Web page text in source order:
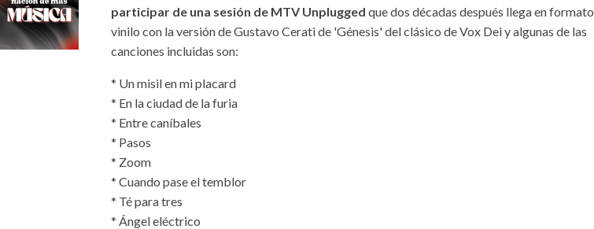
participar de una sesión de MTV Unplugged que dos décadas después llega en formato
vinilo con la versión de Gustavo Cerati de 'Génesis' del clásico de Vox Dei y algunas de las
canciones incluidas son:
* Un misil en mi placard
* En la ciudad de la furia
* Entre caníbales
* Pasos
* Zoom
* Cuando pase el temblor
* Té para tres
* Ángel eléctrico